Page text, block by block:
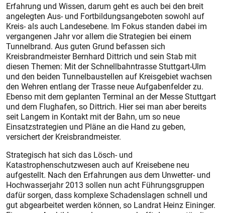
Erfahrung und Wissen, darum geht es auch bei den breit
angelegten Aus- und Fortbildungsangeboten sowohl auf
Kreis- als auch Landesebene. Im Fokus standen dabei im
vergangenen Jahr vor allem die Strategien bei einem
Tunnelbrand. Aus guten Grund befassen sich
Kreisbrandmeister Bernhard Dittrich und sein Stab mit
diesen Themen: Mit der Schnellbahntrasse Stuttgart-Ulm
und den beiden Tunnelbaustellen auf Kreisgebiet wachsen
den Wehren entlang der Trasse neue Aufgabenfelder zu.
Ebenso mit dem geplanten Terminal an der Messe Stuttgart
und dem Flughafen, so Dittrich. Hier sei man aber bereits
seit Langem in Kontakt mit der Bahn, um so neue
Einsatzstrategien und Pläne an die Hand zu geben,
versichert der Kreisbrandmeister.
Strategisch hat sich das Lösch- und
Katastrophenschutzwesen auch auf Kreisebene neu
aufgestellt. Nach den Erfahrungen aus dem Unwetter- und
Hochwasserjahr 2013 sollen nun acht Führungsgruppen
dafür sorgen, dass komplexe Schadenslagen schnell und
gut abgearbeitet werden können, so Landrat Heinz Eininger.